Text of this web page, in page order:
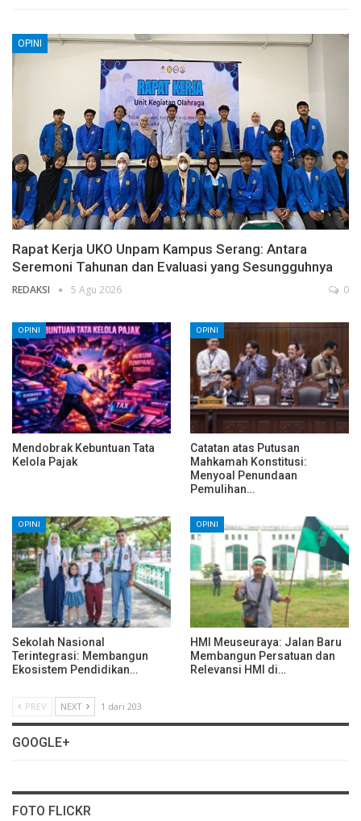
OPINI
Rapat Kerja UKO Unpam Kampus Serang: Antara
Seremoni Tahunan dan Evaluasi yang Sesungguhnya
REDAKSI 5 Agu 2026 0
OPINI
Mendobrak Kebuntuan Tata
Kelola Pajak
OPINI
Catatan atas Putusan
Mahkamah Konstitusi:
Menyoal Penundaan
Pemulihan…
OPINI
Sekolah Nasional
Terintegrasi: Membangun
Ekosistem Pendidikan…
OPINI
HMI Meuseuraya: Jalan Baru
Membangun Persatuan dan
Relevansi HMI di…
PREV NEXT 1 dari 203
GOOGLE+
FOTO FLICKR